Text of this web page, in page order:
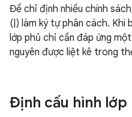
Để chỉ định nhiều chính
(|) làm ký tự phân cách. Khi
lớp phủ chỉ cần đáp ứng
nguyên được liệt kê trong
Định cấu hình lớp